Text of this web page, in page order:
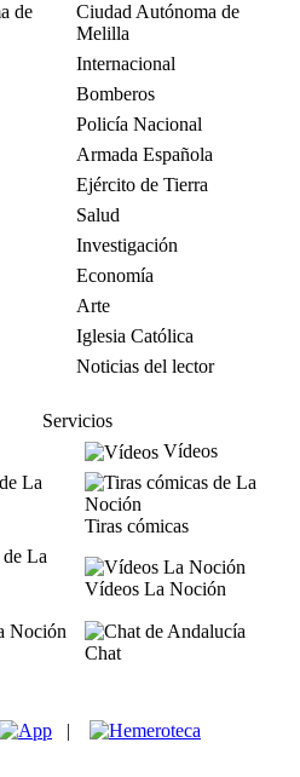
de
Ciudad Autónoma de
Melilla
Internacional
Bomberos
Policía Nacional
Armada Española
Ejército de Tierra
Salud
Investigación
Economía
Arte
Iglesia Católica
Noticias del lector
Servicios
Vídeos
Tiras cómicas
Vídeos La Noción
Chat
|